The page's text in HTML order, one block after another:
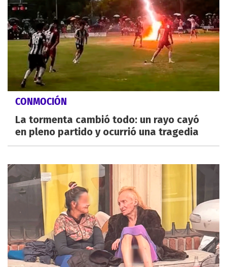
CONMOCIÓN
La tormenta cambió todo: un rayo cayó
en pleno partido y ocurrió una tragedia